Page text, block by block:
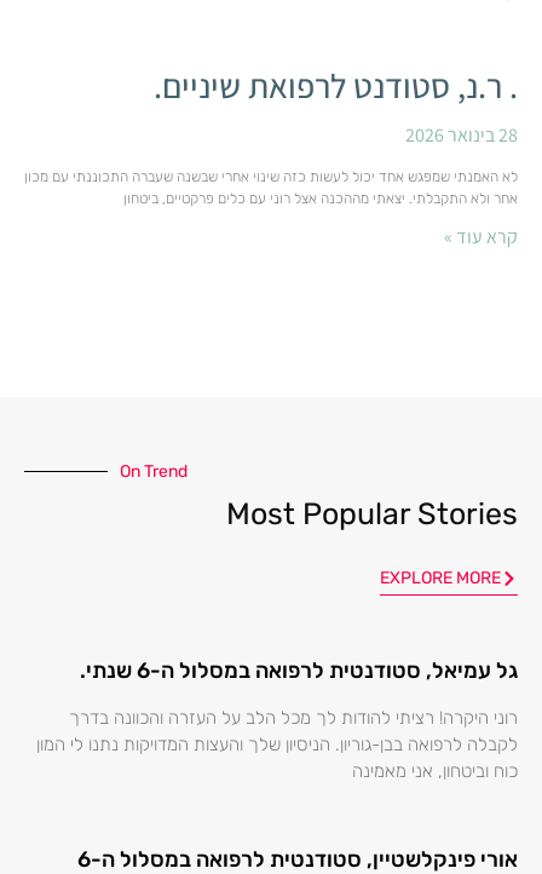
. ר.נ, סטודנט לרפואת שיניים.
28 בינואר 2026
לא האמנתי שמפגש אחד יכול לעשות כזה שינוי אחרי שבשנה שעברה התכוננתי עם מכון
אחר ולא התקבלתי. יצאתי מההכנה אצל רוני עם כלים פרקטיים, ביטחון
קרא עוד »
On Trend
Most Popular Stories
EXPLORE MORE
גל עמיאל, סטודנטית לרפואה במסלול ה-6 שנתי.
רוני היקרה! רציתי להודות לך מכל הלב על העזרה והכוונה בדרך
לקבלה לרפואה בבן-גוריון. הניסיון שלך והעצות המדויקות נתנו לי המון
כוח וביטחון, אני מאמינה
אורי פינקלשטיין, סטודנטית לרפואה במסלול ה-6